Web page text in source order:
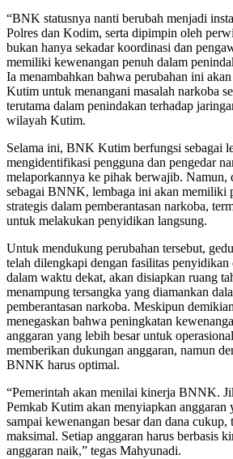
“BNK statusnya nanti berubah menjadi
Polres dan Kodim, serta dipimpin oleh
bukan hanya sekadar koordinasi dan
memiliki kewenangan penuh dalam
Ia menambahkan bahwa perubahan ini
Kutim untuk menangani masalah narkoba
terutama dalam penindakan terhadap
wilayah Kutim.
Selama ini, BNK Kutim berfungsi sebagai
mengidentifikasi pengguna dan pengedar
melaporkannya ke pihak berwajib. Namun,
sebagai BNNK, lembaga ini akan memiliki
strategis dalam pemberantasan narkoba,
untuk melakukan penyidikan langsung.
Untuk mendukung perubahan tersebut,
telah dilengkapi dengan fasilitas penyidikan
dalam waktu dekat, akan disiapkan ruang
menampung tersangka yang diamankan
pemberantasan narkoba. Meskipun
menegaskan bahwa peningkatan
anggaran yang lebih besar untuk
memberikan dukungan anggaran, namun
BNNK harus optimal.
“Pemerintah akan menilai kinerja BNNK.
Pemkab Kutim akan menyiapkan anggaran
sampai kewenangan besar dan dana
maksimal. Setiap anggaran harus berbasis
anggaran naik,” tegas Mahyunadi.